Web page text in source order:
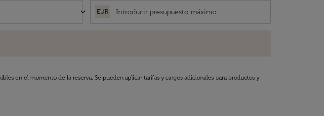
keyboard_arrow_down EUR
en el momento de la reserva. Se pueden aplicar tarifas y cargos adicionales para productos y